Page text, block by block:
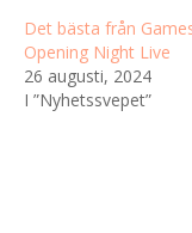
Det bästa från
Opening Night Live
26 augusti, 2024
I ”Nyhetssvepet”